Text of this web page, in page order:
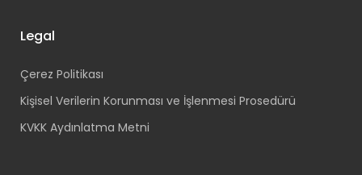
Legal
Çerez Politikası
Kişisel Verilerin Korunması ve İşlenmesi Prosedürü
KVKK Aydınlatma Metni